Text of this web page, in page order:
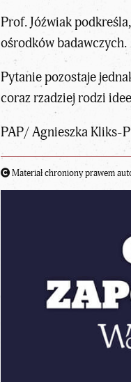
Prof. Jóźwiak
ośrodków badawczych.
Pytanie pozostaje
coraz rzadziej rodzi
PAP/ Agnieszka Kliks-
Materiał chroniony prawem